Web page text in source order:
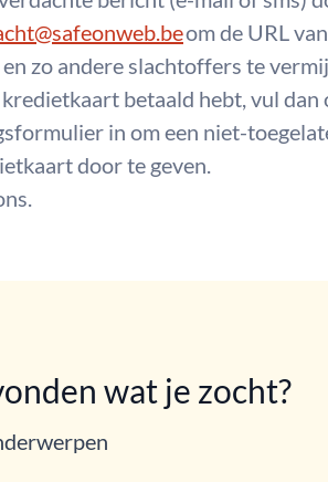
om de URL
zo andere slachtoffers te
betaald hebt, vul dan
in om een niet-
door te geven.
wat je zocht?